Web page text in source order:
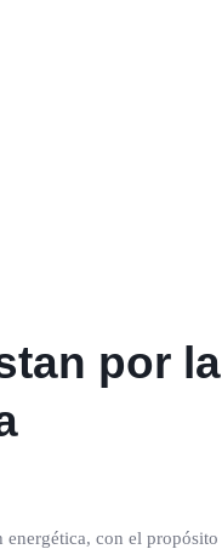
por
con el